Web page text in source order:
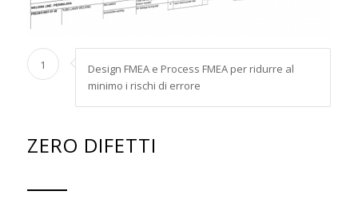
1
Design FMEA e Process FMEA per ridurre al
minimo i rischi di errore
ZERO DIFETTI